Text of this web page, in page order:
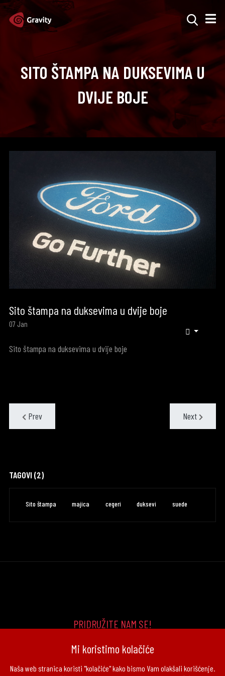
SITO ŠTAMPA NA DUKSEVIMA U
DVIJE BOJE
Sito štampa na duksevima u dvije boje
07 Jan
Sito štampa na duksevima u dvije boje
Prev Next
TAGOVI (2)
Sito štampa majica cegeri duksevi suede
PRIDRUŽITE NAM SE!
Mi koristimo kolačiće
Naša web stranica koristi "kolačiće" kako bismo Vam olakšali korišćenje.